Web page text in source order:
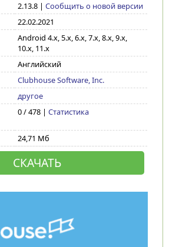
2.13.8| Сообщить о новой версии
22.02.2021
Android 4.x, 5.x, 6.x, 7.x, 8.x, 9.x,
10.x, 11.x
Английский
Clubhouse Software, Inc.
другое
0 / 478 | Статистика
24,71 Мб
СКАЧАТЬ